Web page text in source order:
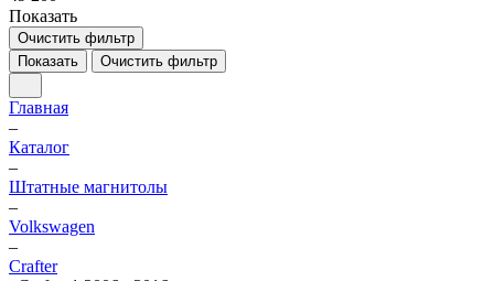
Показать
Очистить фильтр
Показать
Очистить фильтр
Главная
–
Каталог
–
Штатные магнитолы
–
Volkswagen
–
Crafter